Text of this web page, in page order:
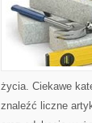
życia. Ciekawe
znaleźć liczne